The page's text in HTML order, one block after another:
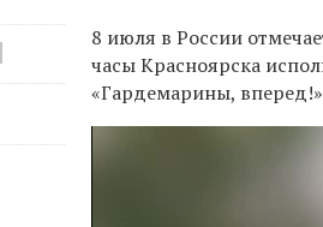
8 июля в России
часы Красноярска
«Гардемарины,